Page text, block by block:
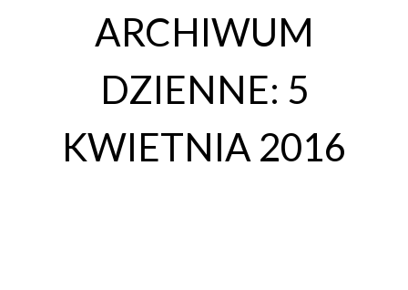
ARCHIWUM
DZIENNE: 5
KWIETNIA 2016